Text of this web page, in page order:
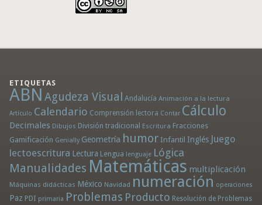
ETIQUETAS
ABN Agudeza Visual Andalucía Animación a la lectura
Artículo Calendario Comprensión lectora Contar Cálculo
Decimales Dibujos División tradicional Escritura Fracciones
Gamificación Genially Geometría humor Infantil Inglés Juego
lectoescritura Lectura Lengua lenguaje Lógica
Manualidades Matemáticas multiplicación
Máquinas didácticas México Navidad numeración operaciones
Paz PDI primaria Problemas Producto Resolución de Problemas